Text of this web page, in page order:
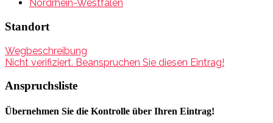
Nordrhein-Westfalen
Standort
Wegbeschreibung
Nicht verifiziert. Beanspruchen Sie diesen Eintrag!
Anspruchsliste
Übernehmen Sie die Kontrolle über Ihren Eintrag!